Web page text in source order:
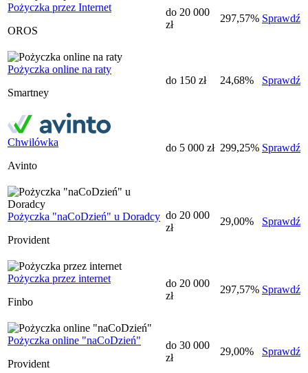
Pożyczka przez Internet
OROS
do 20 000
zł
297,57% Sprawdź
Pożyczka online na raty
Smartney
do 150 zł 24,68% Sprawdź
Chwilówka
Avinto
do 5 000 zł 299,25% Sprawdź
Pożyczka "naCoDzień" u Doradcy
Provident
do 20 000
zł
29,00% Sprawdź
Pożyczka przez internet
Finbo
do 20 000
zł
297,57% Sprawdź
Pożyczka online "naCoDzień"
Provident
do 30 000
zł
29,00% Sprawdź